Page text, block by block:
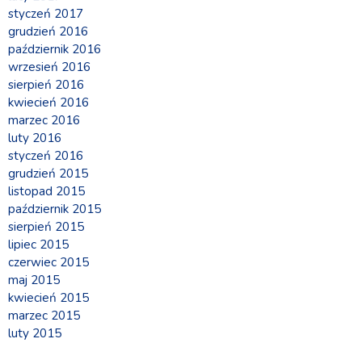
styczeń 2017
grudzień 2016
październik 2016
wrzesień 2016
sierpień 2016
kwiecień 2016
marzec 2016
luty 2016
styczeń 2016
grudzień 2015
listopad 2015
październik 2015
sierpień 2015
lipiec 2015
czerwiec 2015
maj 2015
kwiecień 2015
marzec 2015
luty 2015